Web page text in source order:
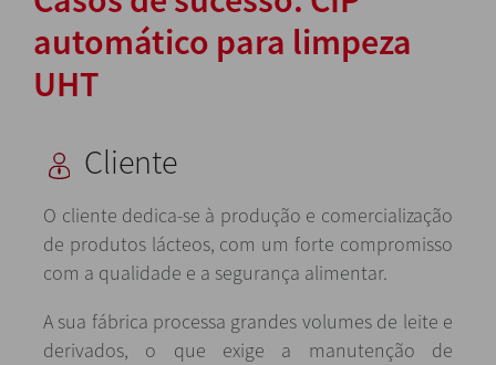
automático para limpeza
UHT
Cliente
O cliente dedica-se à produção e comercialização
de produtos lácteos, com um forte compromisso
com a qualidade e a segurança alimentar.
A sua fábrica processa grandes volumes de leite e
derivados, o que exige a manutenção de